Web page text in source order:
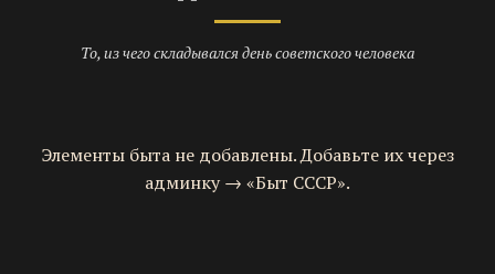
То, из чего складывался день советского человека
Элементы быта не добавлены. Добавьте их через
админку → «Быт СССР».